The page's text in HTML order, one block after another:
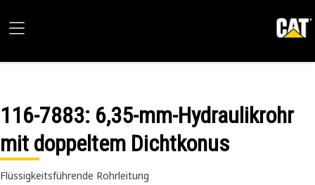
116-7883: 6,35-mm-Hydraulikrohr
mit doppeltem Dichtkonus
Flüssigkeitsführende Rohrleitung